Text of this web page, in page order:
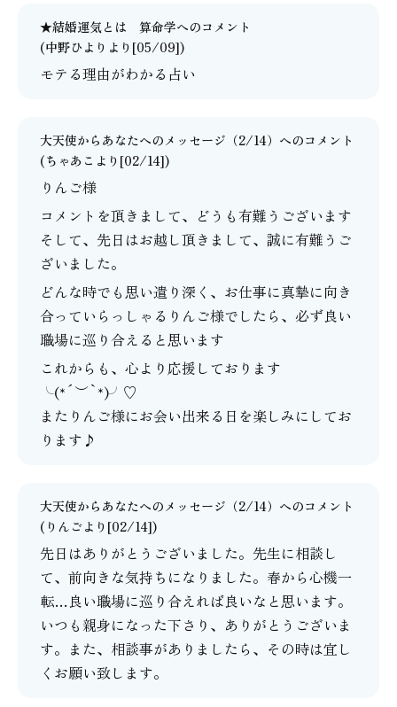
★結婚運気とは 算命学へのコメント
(中野ひよりより[05/09])
モテる理由がわかる占い
大天使からあなたへのメッセージ（2/14） へのコメント
(ちゃあこ より[02/14])
りんご様
コメントを頂きまして、どうも有難うございます
そして、先日はお越し頂きまして、誠に有難うご
ざいました。
どんな時でも思い遣り深く、お仕事に真摯に向き
合っていらっしゃるりんご様でしたら、必ず良い
職場に巡り合えると思います
これからも、心より応援しております
╰(*´︶`*)╯♡
またりんご様にお会い出来る日を楽しみにしてお
ります♪
大天使からあなたへのメッセージ（2/14） へのコメント
(りんごより[02/14])
先日はありがとうございました。先生に相談し
て、前向きな気持ちになりました。春から心機一
転…良い職場に巡り合えれば良いなと思います。
いつも親身になった下さり、ありがとうございま
す。また、相談事がありましたら、その時は宜し
くお願い致します。